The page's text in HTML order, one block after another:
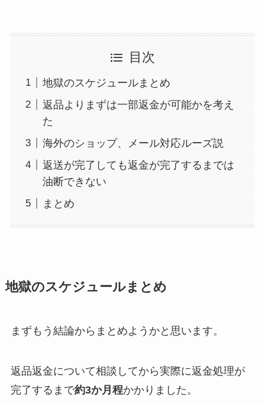
目次
地獄のスケジュールまとめ
返品よりまずは一部返金が可能かを考え
た
海外のショップ、メール対応ルーズ説
返送が完了しても返金が完了するまでは
油断できない
まとめ
地獄のスケジュールまとめ
まずもう結論からまとめようかと思います。
返品返金について相談してから実際に返金処理が
完了するまで約3か月程かかりました。